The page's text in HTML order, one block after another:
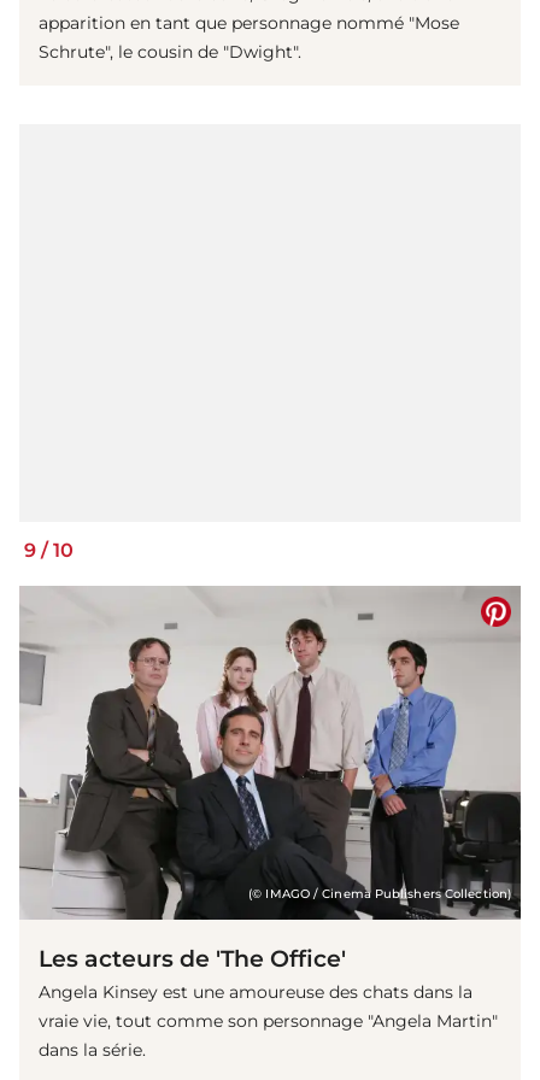
apparition en tant que personnage nommé "Mose
Schrute", le cousin de "Dwight".
9 /10
(© IMAGO / Cinema Publishers Collection)
Les acteurs de 'The Office'
Angela Kinsey est une amoureuse des chats dans la
vraie vie, tout comme son personnage "Angela Martin"
dans la série.